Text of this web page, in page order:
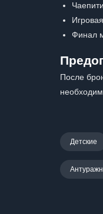
Финал
После
Детские